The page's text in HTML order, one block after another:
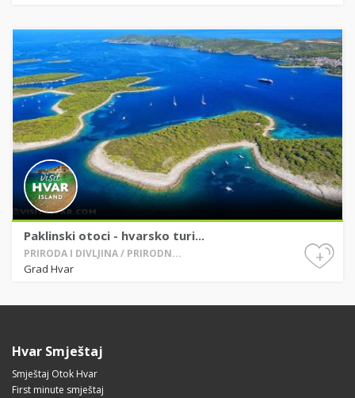
Paklinski otoci - hvarsko turi...
PRIRODA I DIVLJINA / PRIRODN...
Grad Hvar
+
Hvar Smještaj
Smještaj Otok Hvar
First minute smještaj